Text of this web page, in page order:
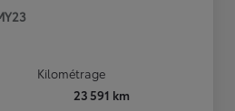
Kilométrage
23 591 km